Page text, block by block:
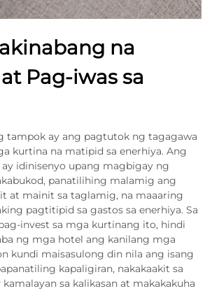
na
Pag-iwas sa
tampok ay ang pagtutok ng tagagawa
kurtina na matipid sa enerhiya. Ang
idinisenyo upang magbigay ng
panatilihing malamig ang
at mainit sa taglamig, na maaaring
pagtitipid sa gastos sa enerhiya. Sa
invest sa mga kurtinang ito, hindi
ng mga hotel ang kanilang mga
kundi maisasulong din nila ang isang
kapaligiran, nakakaakit sa
sa kalikasan at makakakuha